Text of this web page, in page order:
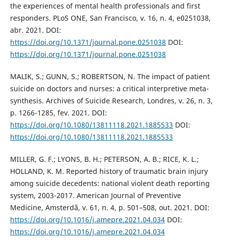
the experiences of mental health professionals and first
responders. PLoS ONE, San Francisco, v. 16, n. 4, e0251038,
abr. 2021. DOI:
https://doi.org/10.1371/journal.pone.0251038 DOI:
https://doi.org/10.1371/journal.pone.0251038
MALIK, S.; GUNN, S.; ROBERTSON, N. The impact of patient
suicide on doctors and nurses: a critical interpretive meta-
synthesis. Archives of Suicide Research, Londres, v. 26, n. 3,
p. 1266-1285, fev. 2021. DOI:
https://doi.org/10.1080/13811118.2021.1885533 DOI:
https://doi.org/10.1080/13811118.2021.1885533
MILLER, G. F.; LYONS, B. H.; PETERSON, A. B.; RICE, K. L.;
HOLLAND, K. M. Reported history of traumatic brain injury
among suicide decedents: national violent death reporting
system, 2003-2017. American Journal of Preventive
Medicine, Amsterdã, v. 61, n. 4, p. 501–508, out. 2021. DOI:
https://doi.org/10.1016/j.amepre.2021.04.034DOI:
https://doi.org/10.1016/j.amepre.2021.04.034